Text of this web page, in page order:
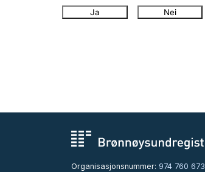
Ja Nei
Organisasjonsnummer: 974 760 673